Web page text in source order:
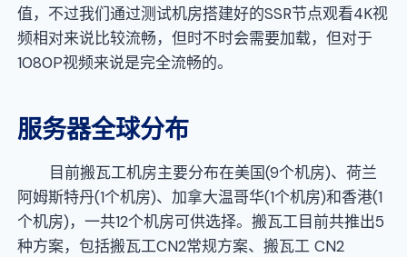
值，不过我们通过测试机房搭建好的SSR节点观看4K视
频相对来说比较流畅，但时不时会需要加载，但对于
1080P视频来说是完全流畅的。
服务器全球分布
目前搬瓦工机房主要分布在美国(9个机房)、荷兰
阿姆斯特丹(1个机房)、加拿大温哥华(1个机房)和香港(1
个机房)，一共12个机房可供选择。搬瓦工目前共推出5
种方案，包括搬瓦工CN2常规方案、搬瓦工 CN2